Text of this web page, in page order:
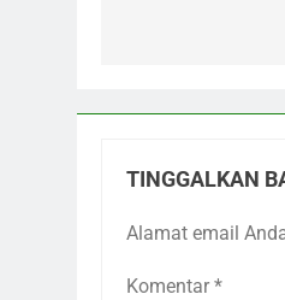
TINGGALKAN
Alamat email
Komentar *